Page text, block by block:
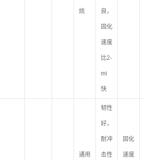
烷 良，
固化
速度
比2-
mi
快
通用
韧性
好，
耐冲
击性
固化
速度